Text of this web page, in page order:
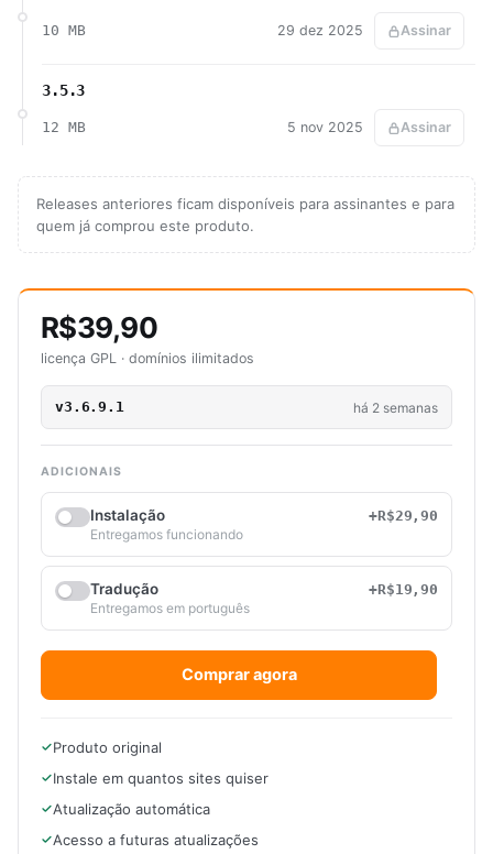
10 MB 29 dez 2025 Assinar
3.5.3
12 MB 5 nov 2025 Assinar
Releases anteriores ficam disponíveis para assinantes e para
quem já comprou este produto.
R$39,90
licença GPL · domínios ilimitados
v3.6.9.1 há 2 semanas
ADICIONAIS
Instalação
+R$29,90
Entregamos funcionando
Tradução
+R$19,90
Entregamos em português
Comprar agora
Produto original
Instale em quantos sites quiser
Atualização automática
Acesso a futuras atualizações